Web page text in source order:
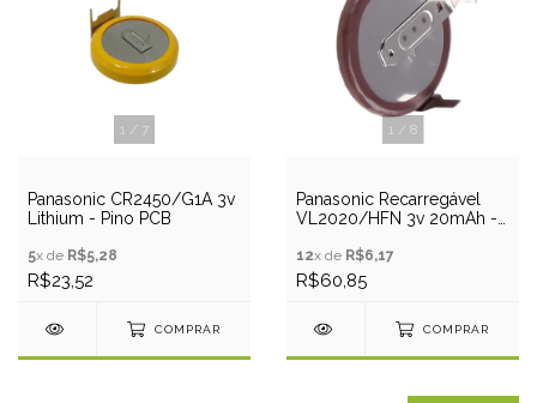
1 / 7
Panasonic CR2450/G1A 3v
Lithium - Pino PCB
5x de R$5,28
R$23,52
COMPRAR
1 / 8
Panasonic Recarregável
VL2020/HFN 3v 20mAh -
12x de R$6,17
R$60,85
COMPRAR